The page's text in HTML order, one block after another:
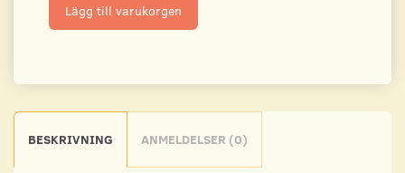
Lägg till varukorgen
BESKRIVNING ANMELDELSER (0)